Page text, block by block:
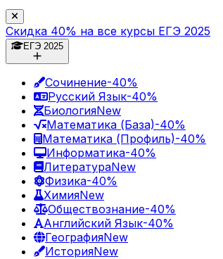
Скидка 40% на все курсы ЕГЭ 2025
ЕГЭ 2025
Сочинение-40%
Русский Язык-40%
БиологияNew
Математика (База)-40%
Математика (Профиль)-40%
Информатика-40%
ЛитератураNew
Физика-40%
ХимияNew
Обществознание-40%
Английский Язык-40%
ГеографияNew
ИсторияNew